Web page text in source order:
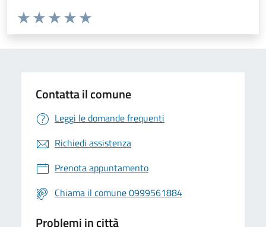
Valuta da 1 a 5 stelle la pagina
Valuta 5 stelle su 5
Valuta 4 stelle su 5
Valuta 3 stelle su 5
Valuta 2 stelle su 5
Valuta 1 stelle su 5
Contatta il comune
Leggi le domande frequenti
Richiedi assistenza
Prenota appuntamento
Chiama il comune 0999561884
Problemi in città